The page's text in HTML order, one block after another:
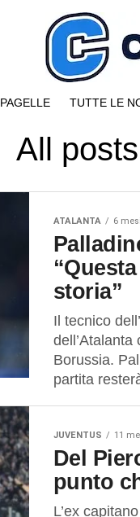
PAGELLE TUTTE LE
All
ATALANTA 6
storia”
Il tecnico
dell’Atalanta
Borussia.
partita
JUVENTUS 11
Del
punto
L’ex